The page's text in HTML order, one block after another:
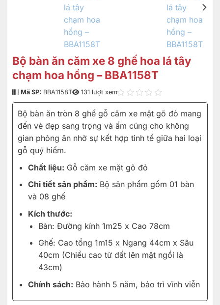
Bộ bàn ăn căm xe 8 ghế hoa lá tây
chạm hoa hồng – BBA1158T
Mã SP: BBA1158T 131 lượt xem
Bộ bàn ăn tròn 8 ghế gỗ căm xe mặt gõ đỏ mang
đến vẻ đẹp sang trọng và ấm cúng cho không
gian phòng ăn nhờ sự kết hợp tinh tế giữa hai loại
gỗ quý hiếm.
Chất liệu: Gỗ căm xe mặt gõ đỏ
Chi tiết sản phẩm: Bộ sản phẩm gồm 01 bàn
và 08 ghế
Kích thước:
Bàn: Đường kính 1m25 x Cao 78cm
Ghế: Cao tổng 1m15 x Ngang 44cm x Sâu
40cm (Chiều cao từ đất lên mặt ngồi là
43cm)
Chính sách: Bảo hành 5 năm, bảo trì vĩnh viễn